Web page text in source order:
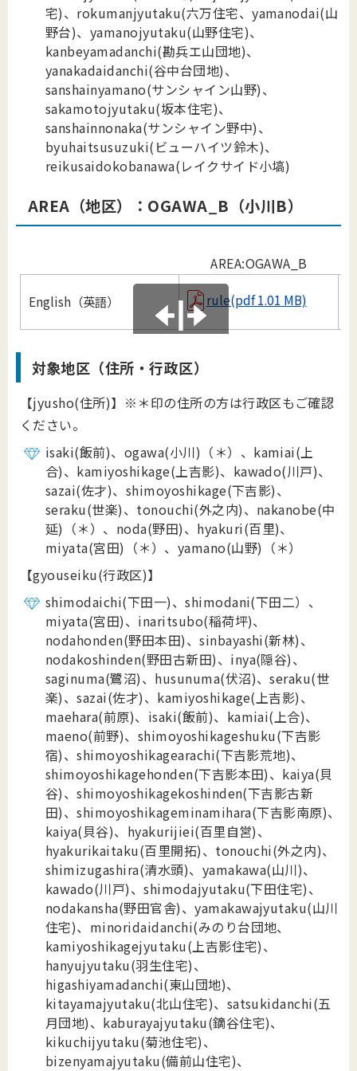
宅)、rokumanjyutaku(六万住宅、yamanodai(山
野台)、yamanojyutaku(山野住宅)、
kanbeyamadanchi(勘兵エ山団地)、
yanakadaidanchi(谷中台団地)、
sanshainyamano(サンシャイン山野)、
sakamotojyutaku(坂本住宅)、
sanshainnonaka(サンシャイン野中)、
byuhaitsusuzuki(ビューハイツ鈴木)、
reikusaidokobanawa(レイクサイド小塙)
AREA（地区）：OGAWA B（小川B）
AREA:OGAWA_B
English（英語） rule(pdf 1.01 MB)
対象地区（住所・行政区）
【jyusho(住所)】※＊印の住所の方は行政区もご確認
ください。
isaki(飯前)、ogawa(小川)（＊）、kamiai(上
合)、kamiyoshikage(上吉影)、kawado(川戸)、
sazai(佐才)、shimoyoshikage(下吉影)、
seraku(世楽)、tonouchi(外之内)、nakanobe(中
延)（＊）、noda(野田)、hyakuri(百里)、
miyata(宮田)（＊）、yamano(山野)（＊）
【gyouseiku(行政区)】
shimodaichi(下田一)、shimodani(下田二）、
miyata(宮田)、inaritsubo(稲荷坪)、
nodahonden(野田本田)、sinbayashi(新林)、
nodakoshinden(野田古新田)、inya(隠谷)、
saginuma(鷺沼)、husunuma(伏沼)、seraku(世
楽)、sazai(佐才)、kamiyoshikage(上吉影)、
maehara(前原)、isaki(飯前)、kamiai(上合)、
maeno(前野)、shimoyoshikageshuku(下吉影
宿)、shimoyoshikagearachi(下吉影荒地)、
shimoyoshikagehonden(下吉影本田)、kaiya(貝
谷)、shimoyoshikagekoshinden(下吉影古新
田)、shimoyoshikageminamihara(下吉影南原)、
kaiya(貝谷)、hyakurijiei(百里自営)、
hyakurikaitaku(百里開拓)、tonouchi(外之内)、
shimizugashira(清水頭)、yamakawa(山川)、
kawado(川戸)、shimodajyutaku(下田住宅)、
nodakansha(野田官舎)、yamakawajyutaku(山川
住宅)、minoridaidanchi(みのり台団地、
kamiyoshikagejyutaku(上吉影住宅)、
hanyujyutaku(羽生住宅)、
higashiyamadanchi(東山団地)、
kitayamajyutaku(北山住宅)、satsukidanchi(五
月団地)、kaburayajyutaku(鏑谷住宅)、
kikuchijyutaku(菊池住宅)、
bizenyamajyutaku(備前山住宅)、